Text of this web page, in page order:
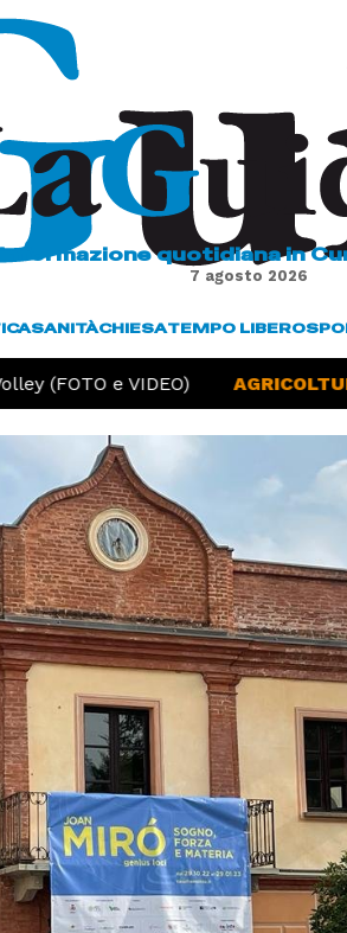
quotidiana in
7 agosto 2026
SANITÀCHIESATEMPO LIBERO
(FOTO e VIDEO)